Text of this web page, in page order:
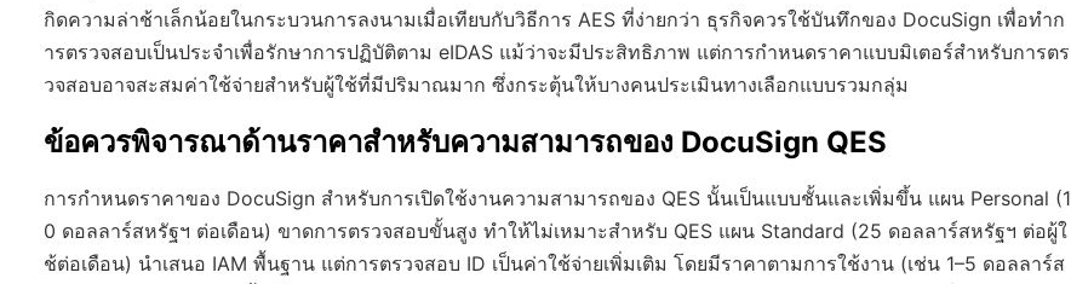
กิดความล่าช้าเล็กน้อยในกระบวนการลงนามเมื่อเทียบกับวิธีการ AES ที่ง่ายกว่า ธุรกิจควรใช้บันทึกของ DocuSign เพื่อทำก
ารตรวจสอบเป็นประจำเพื่อรักษาการปฏิบัติตาม eIDAS แม้ว่าจะมีประสิทธิภาพ แต่การกำหนดราคาแบบมิเตอร์สำหรับการตร
วจสอบอาจสะสมค่าใช้จ่ายสำหรับผู้ใช้ที่มีปริมาณมาก ซึ่งกระตุ้นให้บางคนประเมินทางเลือกแบบรวมกลุ่ม
ข้อควรพิจารณาด้านราคาสำหรับความสามารถของ DocuSign QES
การกำหนดราคาของ DocuSign สำหรับการเปิดใช้งานความสามารถของ QES นั้นเป็นแบบชั้นและเพิ่มขึ้น แผน Personal (1
0 ดอลลาร์สหรัฐฯ ต่อเดือน) ขาดการตรวจสอบขั้นสูง ทำให้ไม่เหมาะสำหรับ QES แผน Standard (25 ดอลลาร์สหรัฐฯ ต่อผู้ใ
ช้ต่อเดือน) นำเสนอ IAM พื้นฐาน แต่การตรวจสอบ ID เป็นค่าใช้จ่ายเพิ่มเติม โดยมีราคาตามการใช้งาน (เช่น 1–5 ดอลลาร์ส